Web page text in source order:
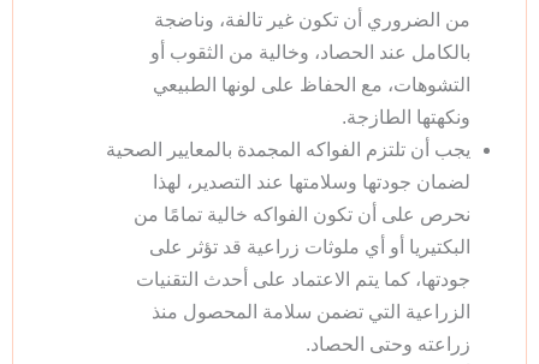
من الضروري أن تكون غير تالفة، وناضجة
بالكامل عند الحصاد، وخالية من الثقوب أو
التشوهات، مع الحفاظ على لونها الطبيعي
ونكهتها الطازجة.
يجب أن تلتزم الفواكه المجمدة بالمعايير الصحية
لضمان جودتها وسلامتها عند التصدير، لهذا
نحرص على أن تكون الفواكه خالية تمامًا من
البكتيريا أو أي ملوثات زراعية قد تؤثر على
جودتها، كما يتم الاعتماد على أحدث التقنيات
الزراعية التي تضمن سلامة المحصول منذ
زراعته وحتى الحصاد.